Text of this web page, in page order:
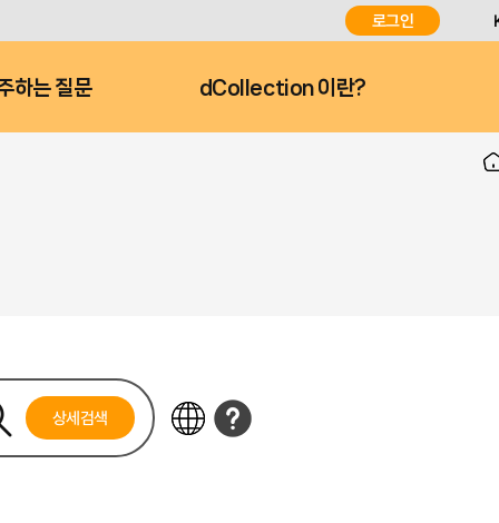
로그인
하는 질문 dCollection 이란?
상세검색